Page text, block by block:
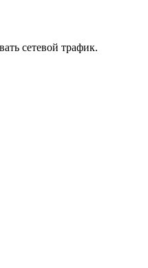
сетевой трафик.